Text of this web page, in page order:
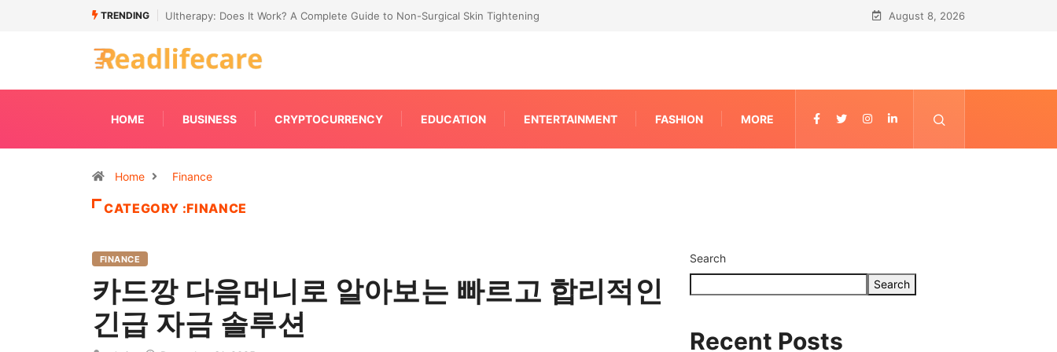
TRENDING Connecting Primavera P6 With Your ERP for Faster IPC Generation August 8, 2026
HOME BUSINESS CRYPTOCURRENCY EDUCATION ENTERTAINMENT FASHION MORE
Home Finance
CATEGORY :FINANCE
FINANCE
카드깡 다음머니로 알아보는 빠르고 합리적인
긴급 자금 솔루션
Search
Search
Recent Posts